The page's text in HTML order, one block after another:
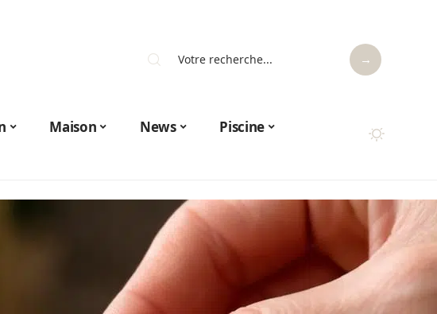
Maison News
Piscine